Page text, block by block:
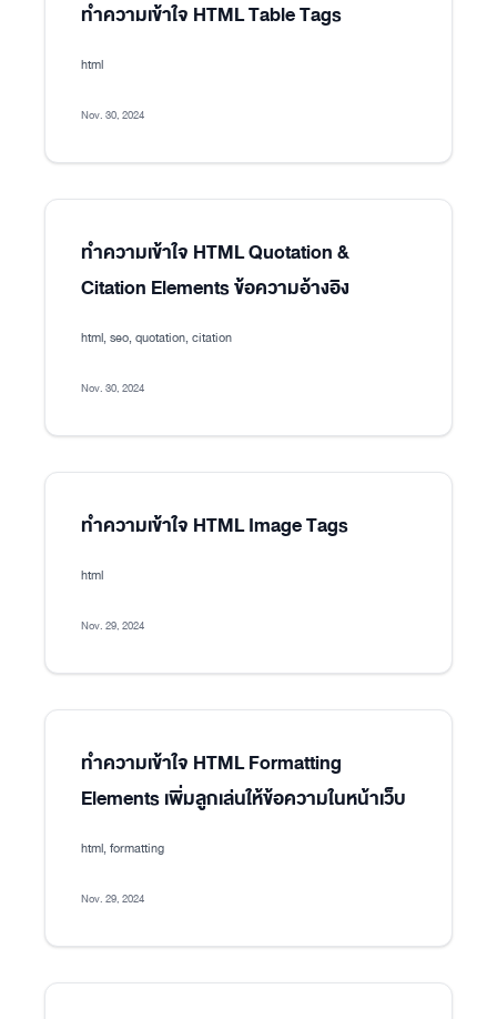
ทำความเข้าใจ HTML Table Tags
html
Nov. 30, 2024
ทำความเข้าใจ HTML Quotation &
Citation Elements ข้อความอ้างอิง
html, seo, quotation, citation
Nov. 30, 2024
ทำความเข้าใจ HTML Image Tags
html
Nov. 29, 2024
ทำความเข้าใจ HTML Formatting
Elements เพิ่มลูกเล่นให้ข้อความในหน้าเว็บ
html, formatting
Nov. 29, 2024